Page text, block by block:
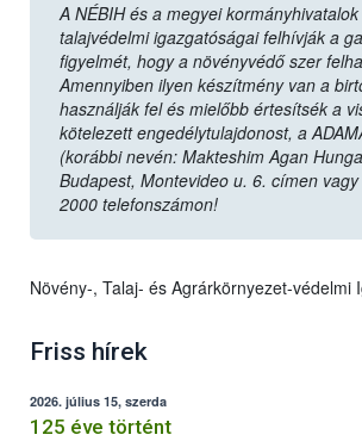
A NÉBIH és a megyei
talajvédelmi igazgatóságai felhívják a
figyelmét, hogy a növényvédő szer
Amennyiben ilyen készítmény van a
használják fel és mielőbb értesítsék a
kötelezett engedélytulajdonost, a
(korábbi nevén: Makteshim Agan
Budapest, Montevideo u. 6. címen
2000 telefonszámon!
Növény-, Talaj- és Agrárkörnyezet-védelmi
Friss hírek
2026. július 15, szerda
125 éve történt